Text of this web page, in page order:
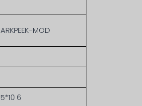
ARKPEEK-MOD
5*10 6